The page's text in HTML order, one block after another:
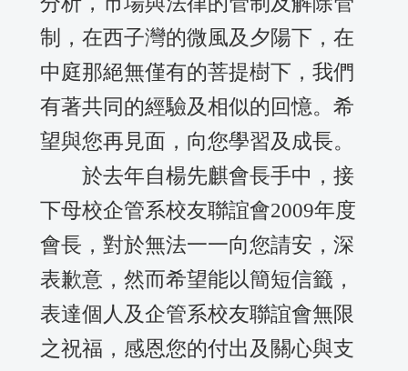
制，在西子灣的微風及夕陽下，在
中庭那絕無僅有的菩提樹下，我們
有著共同的經驗及相似的回憶。希
望與您再見面，向您學習及成長。
於去年自楊先麒會長手中，接
下母校企管系校友聯誼會2009年度
會長，對於無法一一向您請安，深
表歉意，然而希望能以簡短信籤，
表達個人及企管系校友聯誼會無限
之祝福，感恩您的付出及關心與支